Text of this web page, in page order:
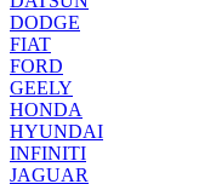
DODGE
FIAT
FORD
GEELY
HONDA
HYUNDAI
INFINITI
JAGUAR